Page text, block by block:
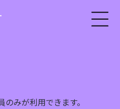
みが利用できます。